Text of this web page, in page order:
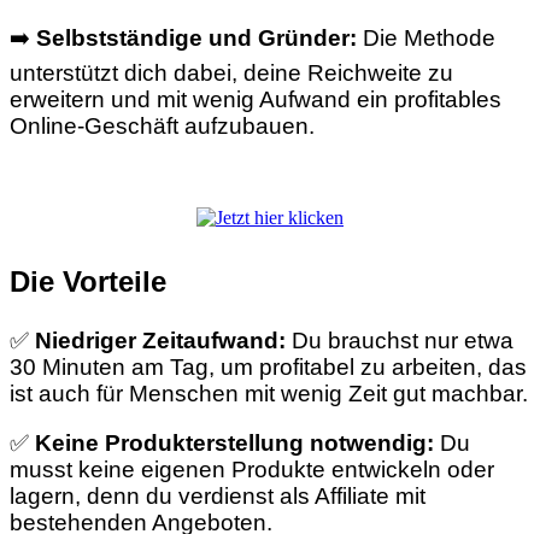
➡️ Selbstständige und Gründer: Die Methode
unterstützt dich dabei, deine Reichweite zu
erweitern und mit wenig Aufwand ein profitables
Online-Geschäft aufzubauen.
Die Vorteile
✅ Niedriger Zeitaufwand: Du brauchst nur etwa
30 Minuten am Tag, um profitabel zu arbeiten, das
ist auch für Menschen mit wenig Zeit gut machbar.
✅ Keine Produkterstellung notwendig: Du
musst keine eigenen Produkte entwickeln oder
lagern, denn du verdienst als Affiliate mit
bestehenden Angeboten.